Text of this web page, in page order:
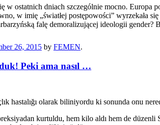
w ostatnich dniach szczególnie mocno.
w imię „światłej postępowości”
falę demoralizującej ideologii gender?
26, 2015 by FEMEN.
Peki ama nasıl …
hastalığı olarak biliniyordu ki sonunda onu
kurtuldu, hem kilo aldı hem de